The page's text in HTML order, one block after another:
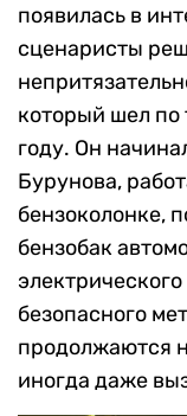
появилась в
сценаристы
который шел по
году. Он
Бурунова,
бензоколонке,
бензобак
безопасного
продолжаются
иногда даже